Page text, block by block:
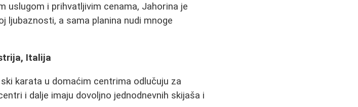
i prihvatljivim cenama, Jahorina je
ljubaznosti, a sama planina nudi mnoge
Italija
karata u domaćim centrima odlučuju za
i dalje imaju dovoljno jednodnevnih skijaša i